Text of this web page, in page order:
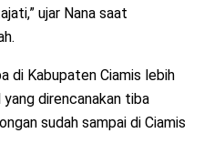
ujar Nana saat
di Kabupaten Ciamis lebih
yang direncanakan tiba
sudah sampai di Ciamis